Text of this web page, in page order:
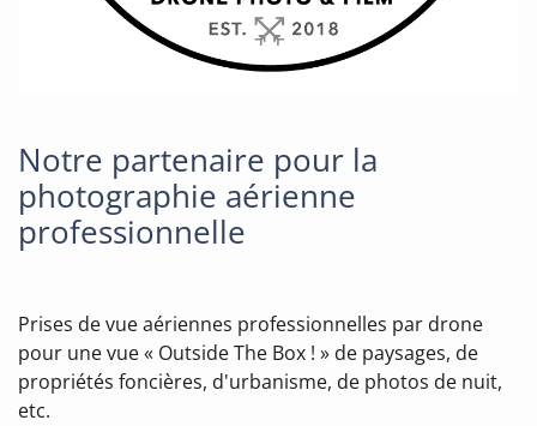
Notre partenaire pour la
photographie aérienne
professionnelle
Prises de vue aériennes professionnelles par drone
pour une vue « Outside The Box ! » de paysages, de
propriétés foncières, d'urbanisme, de photos de nuit,
etc.